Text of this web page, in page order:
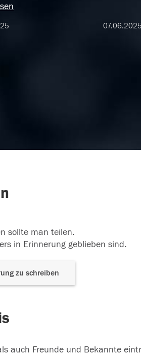
07.06.2025
sollte man teilen.
in Erinnerung geblieben sind.
zu schreiben
auch Freunde und Bekannte